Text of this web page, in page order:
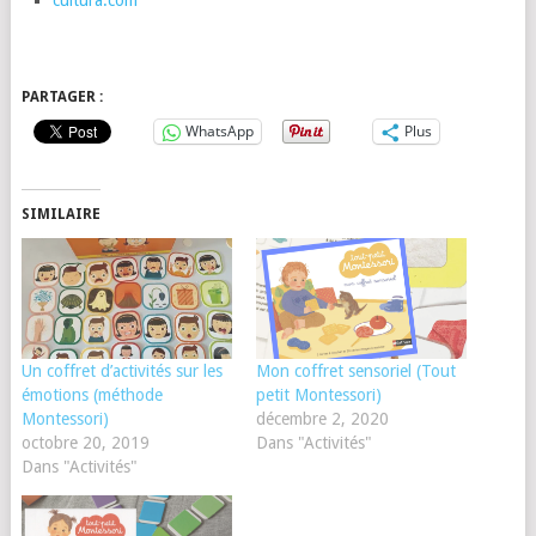
PARTAGER :
WhatsApp Plus
SIMILAIRE
Un coffret d’activités sur les
émotions (méthode
Montessori)
octobre 20, 2019
Dans "Activités"
Mon coffret sensoriel (Tout
petit Montessori)
décembre 2, 2020
Dans "Activités"